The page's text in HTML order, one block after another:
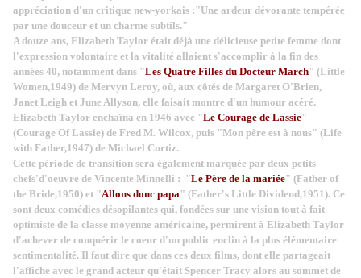
appréciation d'un critique new-yorkais :"Une ardeur dévorante tempérée
par une douceur et un charme subtils."
A douze ans, Elizabeth Taylor était déjà une délicieuse petite femme dont
l'expression volontaire et la vitalité allaient s'accomplir à la fin des
années 40, notamment dans "Les Quatre Filles du Docteur March" (Little
Women,1949) de Mervyn Leroy, où, aux côtés de Margaret O'Brien,
Janet Leigh et June Allyson, elle faisait montre d'un humour acéré.
Elizabeth Taylor enchaîna en 1946 avec "Le Courage de Lassie"
(Courage Of Lassie) de Fred M. Wilcox, puis "Mon père est à nous" (Life
with Father,1947) de Michael Curtiz.
Cette période de transition sera également marquée par deux petits
chefs'd'oeuvre de Vincente Minnelli : "Le Père de la mariée" (Father of
the Bride,1950) et "Allons donc papa" (Father's Little Dividend,1951). Ce
sont deux comédies désopilantes qui, fondées sur une vision tout à fait
optimiste de la classe moyenne américaine, permirent à Elizabeth Taylor
d'achever de conquérir le coeur d'un public enclin à la plus élémentaire
sentimentalité. Il faut dire que dans ces deux films, dont elle partageait
l'affiche avec le grand acteur qu'était Spencer Tracy alors au sommet de